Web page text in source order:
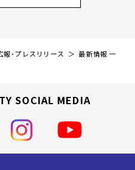
報・プレスリリース
最新情報 一
SOCIAL MEDIA